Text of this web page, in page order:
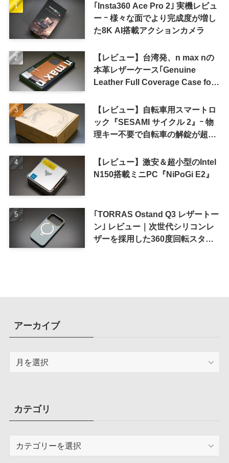
｢Insta360 Ace Pro 2｣ 実機レビュ
ー ｰ 様々な面でより完成度が増し
た8K AI搭載アクションカメラ
【レビュー】台湾発、n max nの
本革レザーケース｢Genuine
Leather Full Coverage Case for
【レビュー】自転車用スマートロ
ック『SESAMI サイクル 2』ｰ 物
理キー不要で自転車の解錠が超簡
【レビュー】激安＆超小型のIntel
N150搭載ミニPC『NiPoGi E2』
｢TORRAS Ostand Q3 レザートー
ン｣ レビュー｜次世代シリコンレ
ザーを採用した360度回転スタン
アーカイブ
ブカテゴリ